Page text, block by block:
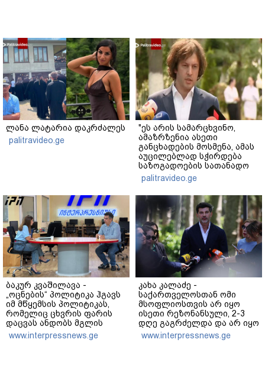
ლანა ლატარია დაკრძალეს
palitravideo.ge
"ეს არის სამარცხვინო,
ამაზრზენია ასეთი
განცხადების მოსმენა, ამას
აუცილებლად სჭირდება
საზოგადოების სათანადო
რეაქცია" - ირაკლი
კობახიძე
palitravideo.ge
ბაკურ კვაშილავა -
„ოცნების“ პოლიტიკა ჰგავს
იმ მწყემსის პოლიტიკას,
რომელიც ცხვრის ფარის
დაცვას ანდობს მგლის
კეთილ ნებას, მისი
“მშვიდობა” არის მათრახის
www.interpressnews.ge
კახა კალაძე -
საქართველოსთან ომი
მსოფლიოსთვის არ იყო
ისეთი რეზონანსული, 2-3
დღე გაგრძელდა და არ იყო
საკმარისი, რომ რუსეთისა
და რუსი ხალხის
www.interpressnews.ge